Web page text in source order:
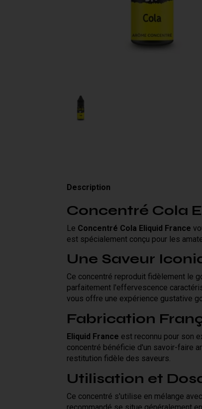
Description
Concentré Cola
Le Concentré Cola Eliquid France
est spécialement conçu pour les
Une Saveur
Ce concentré reproduit fidèlement le
parfaitement l'effervescence
vous offre une expérience gustative
Fabrication
Eliquid France est reconnu pour son
concentré bénéficie d'un savoir-faire
restitution fidèle des saveurs.
Utilisation et
Ce concentré s'utilise en mélange